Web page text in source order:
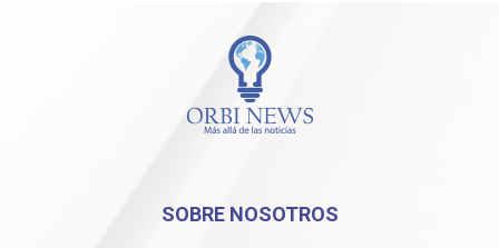
SOBRE NOSOTROS